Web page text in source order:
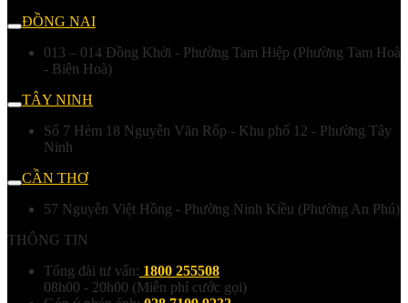
ĐỒNG NAI
013 – 014 Đồng Khởi - Phường Tam Hiệp (Phường Tam Hoà
- Biên Hoà)
TÂY NINH
Số 7 Hẻm 18 Nguyễn Văn Rốp - Khu phố 12 - Phường Tây
Ninh
CẦN THƠ
57 Nguyễn Việt Hồng - Phường Ninh Kiều (Phường An Phú)
THÔNG TIN
Tổng đài tư vấn: 1800 255508
08h00 - 20h00 (Miễn phí cước gọi)